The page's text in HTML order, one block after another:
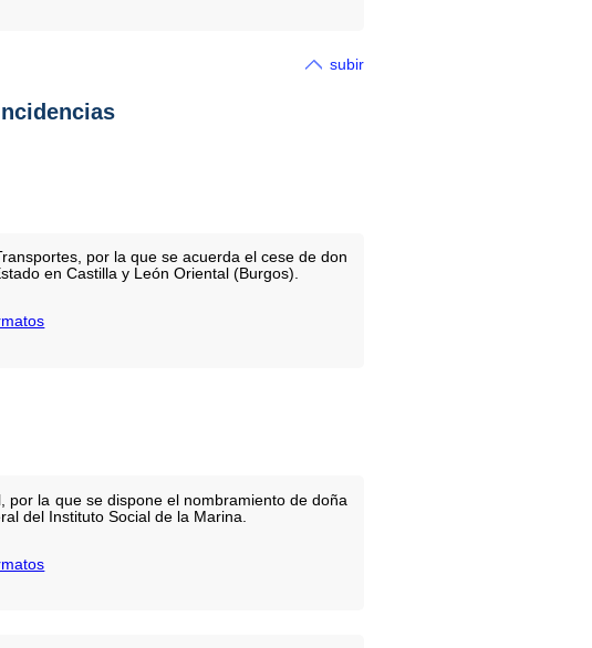
subir
por la que se acuerda el cese de don
en Castilla y León Oriental (Burgos).
por la que se dispone el nombramiento de doña
del Instituto Social de la Marina.